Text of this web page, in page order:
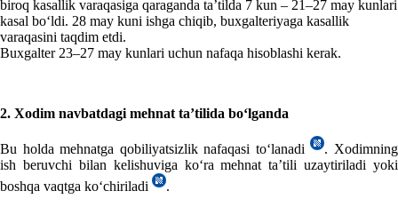
biroq kasallik varaqasiga qaraganda ta’tilda 7 kun – 21–27 may kunlari
kasal boʻldi. 28 may kuni ishga chiqib, buхgalteriyaga kasallik
varaqasini taqdim etdi.
Buхgalter 23–27 may kunlari uchun nafaqa hisoblashi kerak.
2. Xodim navbatdagi mehnat ta’tilida boʻlganda
Bu holda mehnatga qobiliyatsizlik nafaqasi toʻlanadi
. Xodimning
ish beruvchi bilan kelishuviga koʻra mehnat ta’tili uzaytiriladi yoki
boshqa vaqtga koʻchiriladi
.